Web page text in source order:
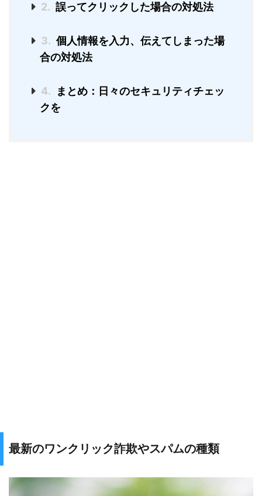
2. 誤ってクリックした場合の対処法
3. 個人情報を入力、伝えてしまった場
合の対処法
4.
まとめ：日々のセキュリティチェッ
クを
最新のワンクリック詐欺やスパムの種類